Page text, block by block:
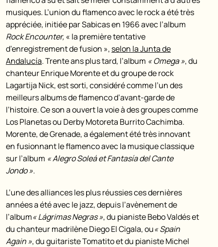
musiques. L’union du flamenco avec le rock a été très
appréciée, initiée par Sabicas en 1966 avec l’album
Rock Encounter, « la première tentative
d’enregistrement de fusion », selon la Junta de
Andalucía. Trente ans plus tard, l’album « Omega », du
chanteur Enrique Morente et du groupe de rock
Lagartija Nick, est sorti, considéré comme l’un des
meilleurs albums de flamenco d’avant-garde de
l’histoire. Ce son a ouvert la voie à des groupes comme
Los Planetas ou Derby Motoreta Burrito Cachimba.
Morente, de Grenade, a également été très innovant
en fusionnant le flamenco avec la musique classique
sur l’album « Alegro Soleá et Fantasía del Cante
Jondo ».
L’une des alliances les plus réussies ces dernières
années a été avec le jazz, depuis l’avènement de
l’album« Lágrimas Negras », du pianiste Bebo Valdés et
du chanteur madrilène Diego El Cigala, ou« Spain
Again », du guitariste Tomatito et du pianiste Michel